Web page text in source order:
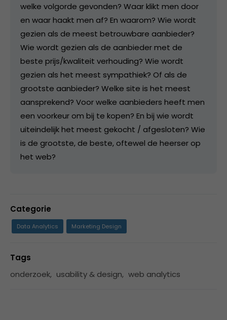
welke volgorde gevonden? Waar klikt men door
en waar haakt men af? En waarom? Wie wordt
gezien als de meest betrouwbare aanbieder?
Wie wordt gezien als de aanbieder met de
beste prijs/kwaliteit verhouding? Wie wordt
gezien als het meest sympathiek? Of als de
grootste aanbieder? Welke site is het meest
aansprekend? Voor welke aanbieders heeft men
een voorkeur om bij te kopen? En bij wie wordt
uiteindelijk het meest gekocht / afgesloten? Wie
is de grootste, de beste, oftewel de heerser op
het web?
Categorie
Data Analytics Marketing Design
Tags
onderzoek, usability & design, web analytics